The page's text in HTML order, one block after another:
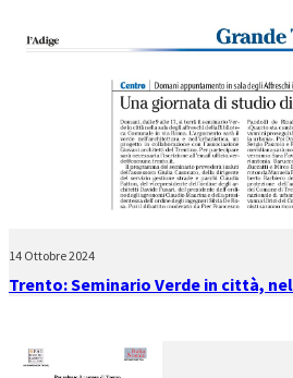
14 Ottobre 2024
Trento: Seminario Verde in città,